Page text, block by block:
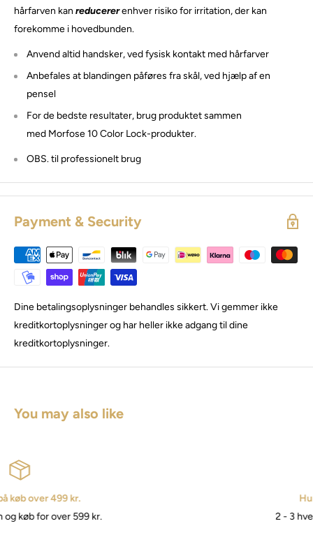
hårfarven kan reducererenhver risiko for irritation, der kan
forekomme i hovedbunden.
Anvend altid handsker, ved fysisk kontakt med hårfarver
Anbefales at blandingen påføres fra skål, ved hjælp af en
pensel
For de bedste resultater, brug produktet sammen
med Morfose 10 Color Lock-produkter.
OBS. til professionelt brug
Payment & Security
Dine betalingsoplysninger behandles sikkert. Vi gemmer ikke
kreditkortoplysninger og har heller ikke adgang til dine
kreditkortoplysninger.
You may also like